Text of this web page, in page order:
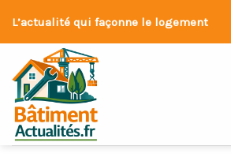
content
L’actualité qui façonne le logement